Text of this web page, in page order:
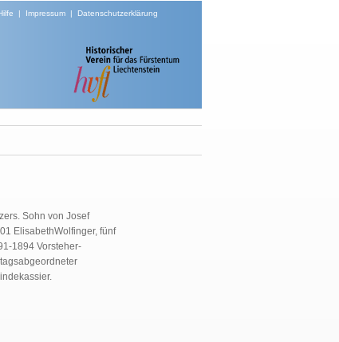
| Impressum| Datenschutzerklärung
Sohn von Josef
ElisabethWolfinger, fünf
1894 Vorsteher-